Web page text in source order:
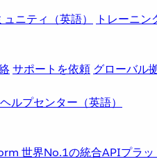
ュニティ（英語） トレーニン
サポートを依頼 グローバル
ヘルプセンター（英語）
世界No.1の統合APIプラッ